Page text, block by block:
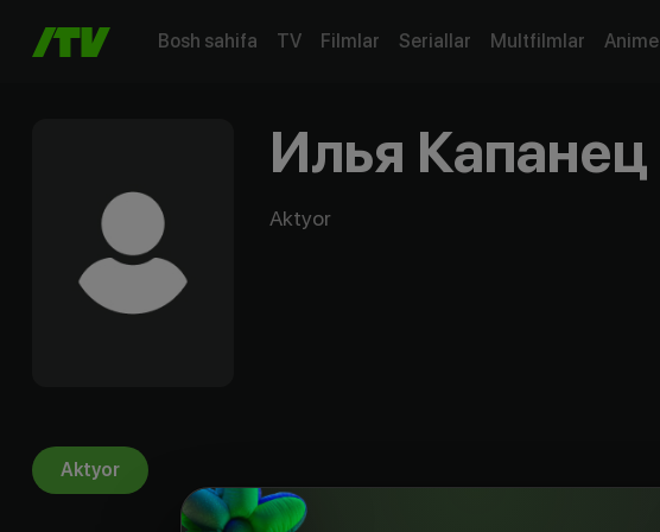
Bosh sahifa TV Filmlar Seriallar Multfilmlar Anime
Илья Капанец
Aktyor
Aktyor